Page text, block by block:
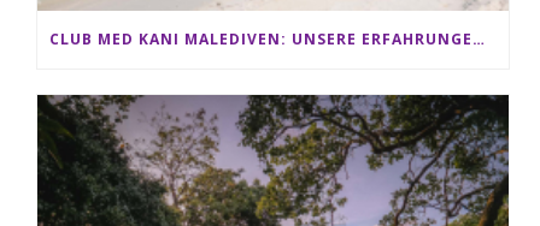
CLUB MED KANI MALEDIVEN: UNSERE ERFAHRUNGEN IM ALL-INCLUSIVE PARADIES